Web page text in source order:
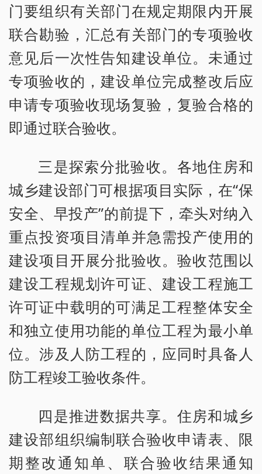
门要组织有关部门在规定期限内开展
联合勘验，汇总有关部门的专项验收
意见后一次性告知建设单位。未通过
专项验收的，建设单位完成整改后应
申请专项验收现场复验，复验合格的
即通过联合验收。
三是探索分批验收。各地住房和
城乡建设部门可根据项目实际，在“保
安全、早投产”的前提下，牵头对纳入
重点投资项目清单并急需投产使用的
建设项目开展分批验收。验收范围以
建设工程规划许可证、建设工程施工
许可证中载明的可满足工程整体安全
和独立使用功能的单位工程为最小单
位。涉及人防工程的，应同时具备人
防工程竣工验收条件。
四是推进数据共享。住房和城乡
建设部组织编制联合验收申请表、限
期整改通知单、联合验收结果通知